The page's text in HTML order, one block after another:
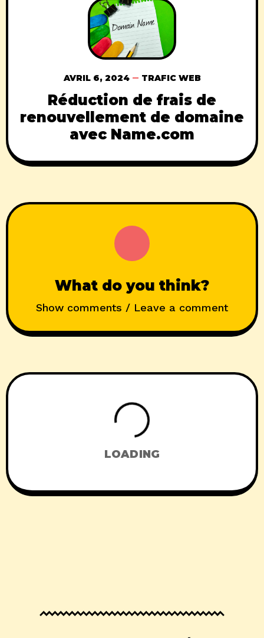
AVRIL 6, 2024 TRAFIC WEB
Réduction de frais de
renouvellement de domaine
avec Name.com
What do you think?
Show comments / Leave a comment
LOADING